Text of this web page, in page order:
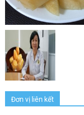
Đơn vị liên kết